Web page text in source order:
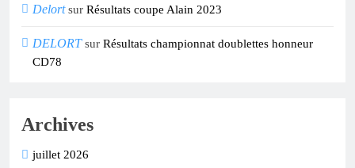
Delortsur Résultats coupe Alain 2023
DELORTsur Résultats championnat doublettes honneur
CD78
Archives
juillet 2026